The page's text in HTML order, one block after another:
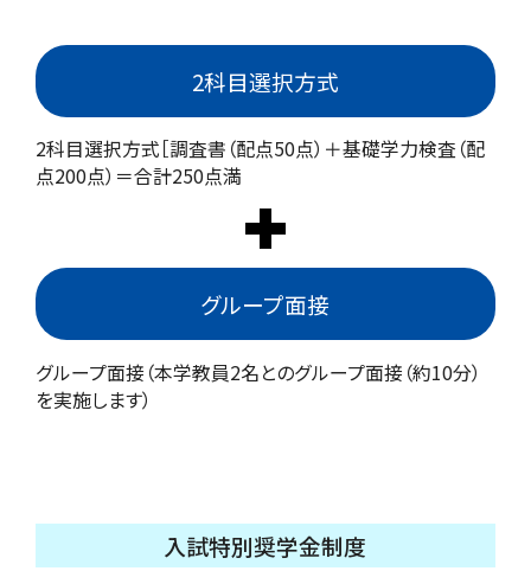
2科目選択方式
2科目選択方式［調査書（配点50点）＋基礎学力検査（配
点200点）＝合計250点満
グループ面接
グループ面接（本学教員2名とのグループ面接（約10分）
を実施します）
入試特別奨学金制度